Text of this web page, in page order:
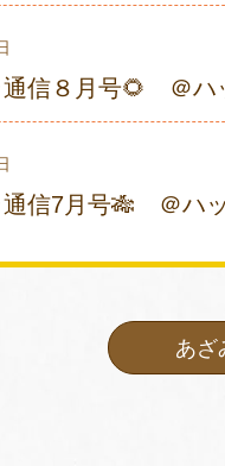
通信８月号🌻 ＠ハ
通信7月号🎋 ＠ハ
あざ